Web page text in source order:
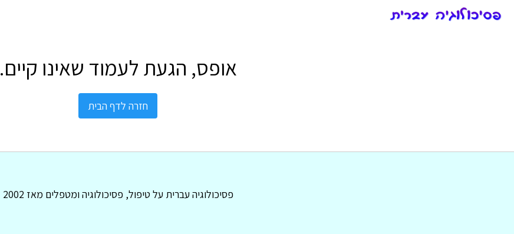
אופס, הגעת לעמוד שאינו קיים.
חזרה לדף הבית
פסיכולוגיה עברית על טיפול, פסיכולוגיה ומטפלים מאז 2002